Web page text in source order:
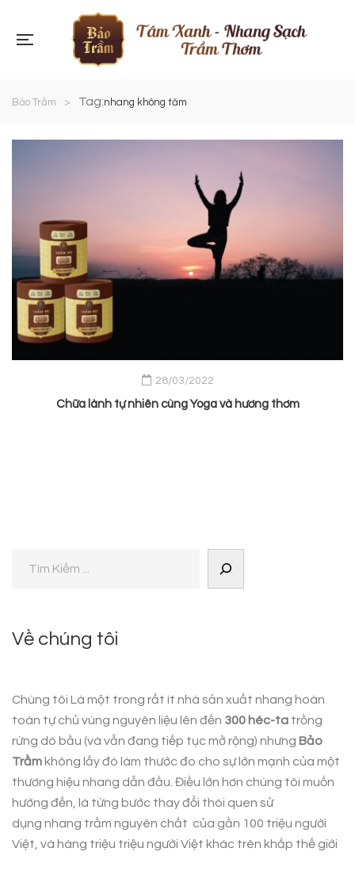
Bảo Trầm > Tag:nhang không tăm
28/03/2022
Chữa lành tự nhiên cùng Yoga và hương thơm
Về chúng tôi
Chúng tôi Là một trong rất ít nhà sản xuất nhang hoàn
toàn tự chủ vùng nguyên liệu lên đến 300 héc-ta trồng
rừng dó bầu (và vẫn đang tiếp tục mở rộng) nhưng Bảo
Trầm không lấy đó làm thước đo cho sự lớn mạnh của một
thương hiệu nhang dẫn đầu. Điều lớn hơn chúng tôi muốn
hướng đến, là từng bước thay đổi thói quen sử
dụng nhang trầm nguyên chất của gần 100 triệu người
Việt, và hàng triệu triệu người Việt khác trên khắp thế giới